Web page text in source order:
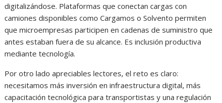
digitalizándose. Plataformas que conectan cargas con
camiones disponibles como Cargamos o Solvento permiten
que microempresas participen en cadenas de suministro que
antes estaban fuera de su alcance. Es inclusión productiva
mediante tecnología.
Por otro lado apreciables lectores, el reto es claro:
necesitamos más inversión en infraestructura digital, más
capacitación tecnológica para transportistas y una regulación